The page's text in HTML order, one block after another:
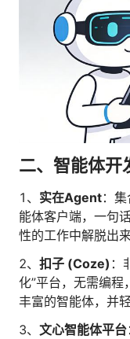
二、智能体开
1、 实在Agent：
能体客户端，一句
性的工作中解脱出来
2、 扣子 (Coze) ：
化”平台，无需编
丰富的智能体，并
3、 文心智能体平台